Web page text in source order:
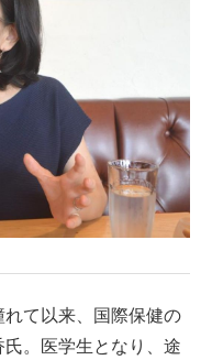
て以来、国際保健の
。医学生となり、途